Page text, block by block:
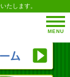
MENU
たします。